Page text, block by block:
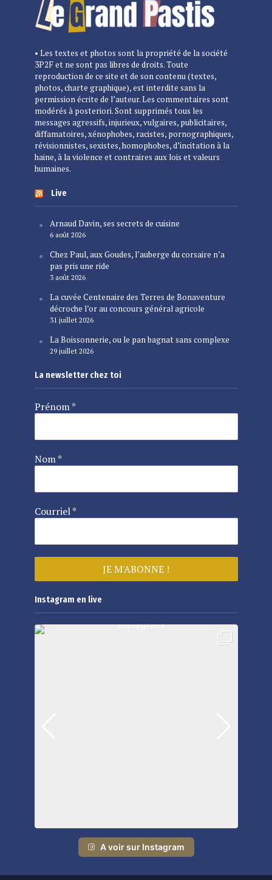
• Les textes et photos sont la propriété de la société
3P2F et ne sont pas libres de droits. Toute
reproduction de ce site et de son contenu (textes,
photos, charte graphique), est interdite sans la
permission écrite de l’auteur. Les commentaires sont
modérés à posteriori. Sont supprimés tous les
messages agressifs, injurieux, vulgaires, publicitaires,
diffamatoires, xénophobes, racistes, pornographiques,
révisionnistes, sexistes, homophobes, d’incitation à la
haine, à la violence et contraires aux lois et valeurs
humaines.
Live
Arnaud Davin, ses secrets de cuisine
6 août 2026
Chez Paul, aux Goudes, l’auberge du corsaire n’a
pas pris une ride
3 août 2026
La cuvée Centenaire des Terres de Bonaventure
décroche l’or au concours général agricole
31 juillet 2026
La Boissonnerie, ou le pan bagnat sans complexe
29 juillet 2026
La newsletter chez toi
Prénom*
Nom*
Courriel*
Instagram en live
A voir sur Instagram